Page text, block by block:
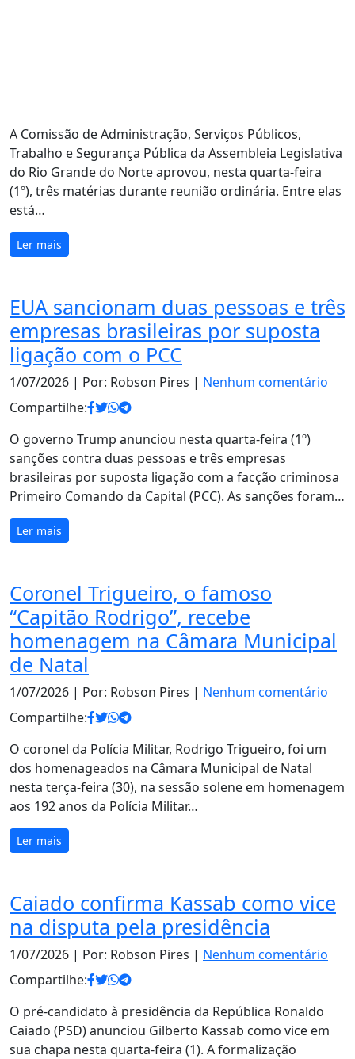
A Comissão de Administração, Serviços Públicos,
Trabalho e Segurança Pública da Assembleia Legislativa
do Rio Grande do Norte aprovou, nesta quarta-feira
(1º), três matérias durante reunião ordinária. Entre elas
está…
Ler mais
EUA sancionam duas pessoas e três
empresas brasileiras por suposta
ligação com o PCC
1/07/2026 | Por: Robson Pires | Nenhum comentário
Compartilhe:
O governo Trump anunciou nesta quarta-feira (1º)
sanções contra duas pessoas e três empresas
brasileiras por suposta ligação com a facção criminosa
Primeiro Comando da Capital (PCC). As sanções foram…
Ler mais
Coronel Trigueiro, o famoso
“Capitão Rodrigo”, recebe
homenagem na Câmara Municipal
de Natal
1/07/2026 | Por: Robson Pires | Nenhum comentário
Compartilhe:
O coronel da Polícia Militar, Rodrigo Trigueiro, foi um
dos homenageados na Câmara Municipal de Natal
nesta terça-feira (30), na sessão solene em homenagem
aos 192 anos da Polícia Militar…
Ler mais
Caiado confirma Kassab como vice
na disputa pela presidência
1/07/2026 | Por: Robson Pires | Nenhum comentário
Compartilhe:
O pré-candidato à presidência da República Ronaldo
Caiado (PSD) anunciou Gilberto Kassab como vice em
sua chapa nesta quarta-feira (1). A formalização